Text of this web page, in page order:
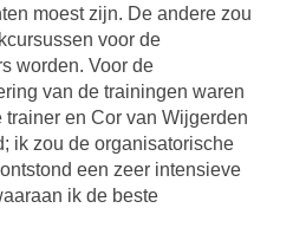
moest zijn. De andere zou
voor de
worden. Voor de
van de trainingen waren
en Cor van Wijgerden
ik zou de organisatorische
een zeer intensieve
ik de beste